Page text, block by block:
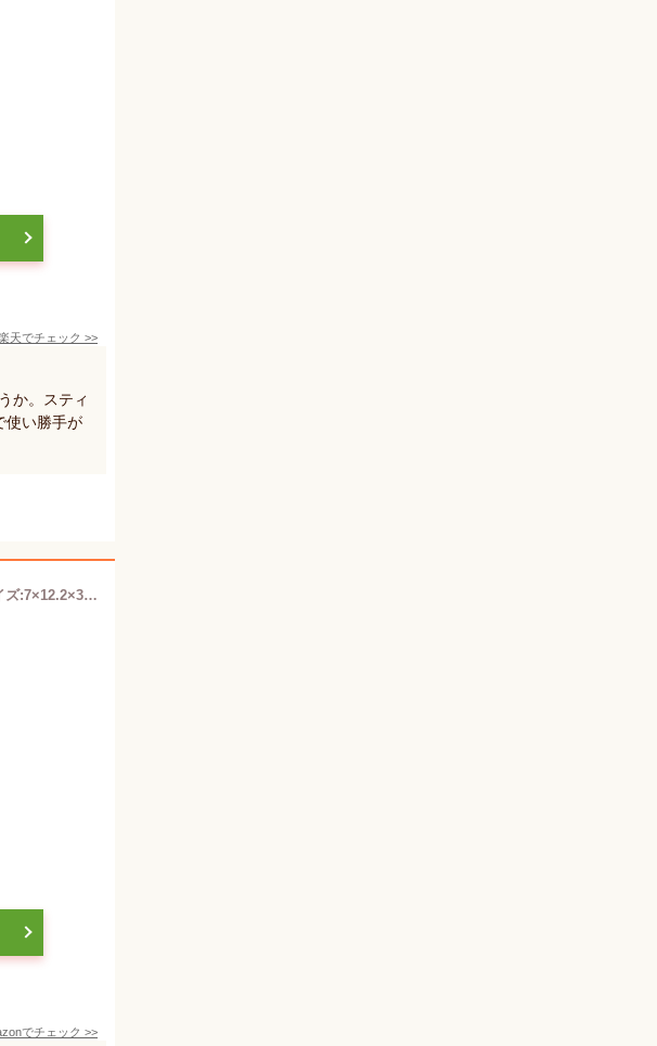
天でチェック >>
か。スティ
使い勝手が
エビス 3段 スティック アイストレー 製氷皿 氷 2本取り 3個セット PH-F73 グリーン サイズ:7×12.2×3cm
でチェック >>